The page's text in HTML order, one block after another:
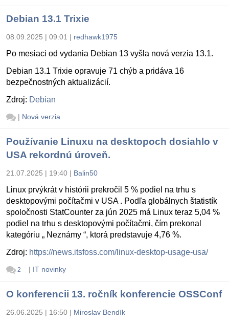
Debian 13.1 Trixie
08.09.2025 | 09:01 | redhawk1975
Po mesiaci od vydania Debian 13 vyšla nová verzia 13.1.
Debian 13.1 Trixie opravuje 71 chýb a pridáva 16
bezpečnostných aktualizácií.
Zdroj: Debian
| Nová verzia
Používanie Linuxu na desktopoch dosiahlo v
USA rekordnú úroveň.
21.07.2025 | 19:40 | Balin50
Linux prvýkrát v histórii prekročil 5 % podiel na trhu s
desktopovými počítačmi v USA . Podľa globálnych štatistík
spoločnosti StatCounter za jún 2025 má Linux teraz 5,04 %
podiel na trhu s desktopovými počítačmi, čím prekonal
kategóriu „ Neznámy “, ktorá predstavuje 4,76 %.
Zdroj: https://news.itsfoss.com/linux-desktop-usage-usa/
2 | IT novinky
O konferencii 13. ročník konferencie OSSConf
26.06.2025 | 16:50 | Miroslav Bendík